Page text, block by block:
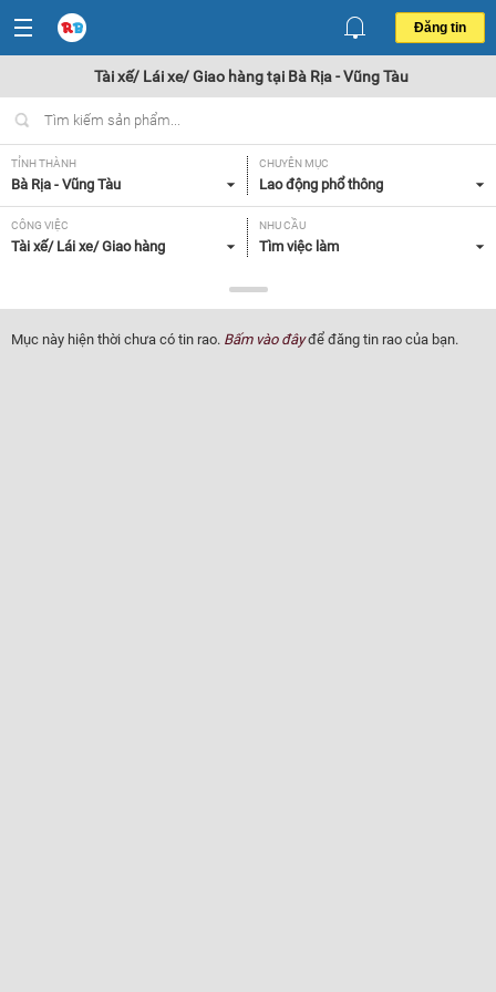
Đăng tin
Tài xế/ Lái xe/ Giao hàng tại Bà Rịa - Vũng Tàu
TỈNH THÀNH
Bà Rịa - Vũng Tàu
CHUYÊN MỤC
Lao động phổ thông
CÔNG VIỆC
Tài xế/ Lái xe/ Giao hàng
NHU CẦU
Tìm việc làm
Tất cả
Mục này hiện thời chưa có tin rao. Bấm vào đâyđể đăng tin rao của bạn.